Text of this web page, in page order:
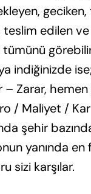
geciken,
edilen
indiğinizde
Zarar, hemen
/ Maliyet /
şehir
yanında en
sizi karşılar.